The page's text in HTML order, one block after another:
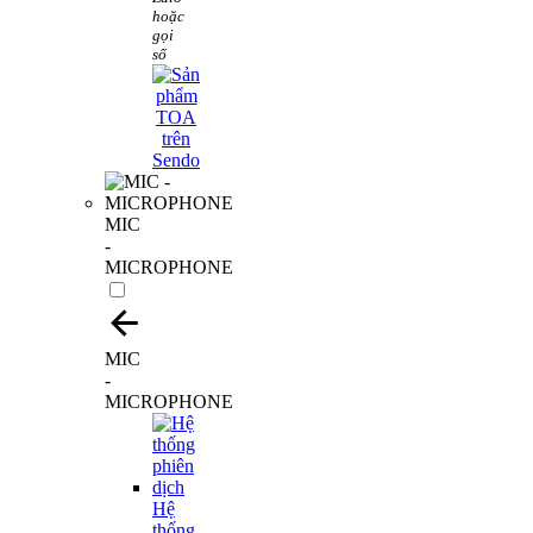
hoặc
gọi
số
MIC
-
MICROPHONE
MIC
-
MICROPHONE
Hệ